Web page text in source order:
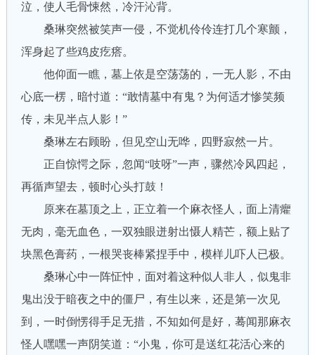
泣，使人毛骨悚然，冷汗沁背。
桑琳突然被笑声一侵，不觉机伶伶连打几个寒颤，
浑身起了些鸡皮疙瘩。
他仰面一瞧，墓上依是空荡荡的，一无人影，不由
心底一楞，暗忖道：“敢情墓中有鬼？为何适才惨笑频
传，未见半点人影！”
桑琳左右顾盼，但见空山无哗，四野寂然一片。
正自惊愕之际，忽闻“吱呀”一声，骤然冷风四起，
再循声望去，顿时心头打鼓！
原来在墓顶之上，正立着一个麻衣怪人，面上清癯
无肉，毫无血色，一双独眼迸射出慑人精芒，额上贴了
块黑色膏药，一根哭丧棒紧捏手中，模样儿吓人已极。
桑琳心中一阵怔忡，面对着这种似人非人，似鬼非
鬼出没于暗夜之中的僵尸，有生以来，还是第一次见
到，一时倒愣得手足无措，不知如何是好，蓦闻那麻衣
怪人嘿嘿一声阴笑道：“小鬼，你可是送红花活心来的